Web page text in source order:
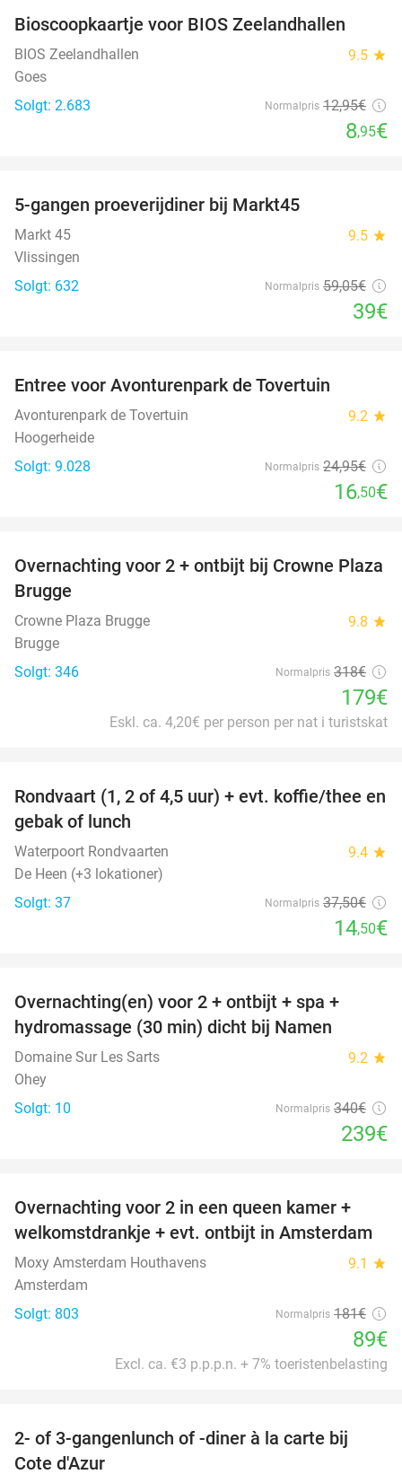
Bioscoopkaartje voor BIOS Zeelandhallen
BIOS Zeelandhallen 9.5 star
Goes
Solgt: 2.683
Normalpris 12,95€
8,95€
5-gangen proeverijdiner bij Markt45
Markt 45 9.5 star
Vlissingen
Solgt: 632
Normalpris 59,05€
39€
Entree voor Avonturenpark de Tovertuin
Avonturenpark de Tovertuin 9.2 star
Hoogerheide
Solgt: 9.028
Normalpris 24,95€
16,50€
44%
Overnachting voor 2 + ontbijt bij Crowne Plaza
Brugge
Crowne Plaza Brugge 9.8 star
Brugge
Solgt: 346
Normalpris 318€
179€
Eskl. ca. 4,20€ per person per nat i turistskat
61%
Rondvaart (1, 2 of 4,5 uur) + evt. koffie/thee en
gebak of lunch
Waterpoort Rondvaarten 9.4 star
De Heen (+3 lokationer)
Solgt: 37
Normalpris 37,50€
14,50€
Overnachting(en) voor 2 + ontbijt + spa +
hydromassage (30 min) dicht bij Namen
Domaine Sur Les Sarts 9.2 star
Ohey
Solgt: 10
Normalpris 340€
239€
51%
Overnachting voor 2 in een queen kamer +
welkomstdrankje + evt. ontbijt in Amsterdam
Moxy Amsterdam Houthavens 9.1 star
Amsterdam
Solgt: 803
Normalpris 181€
89€
Excl. ca. €3 p.p.p.n. + 7% toeristenbelasting
49%
2- of 3-gangenlunch of -diner à la carte bij
Cote d'Azur